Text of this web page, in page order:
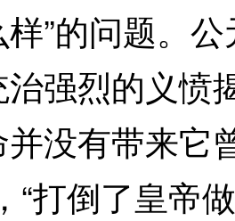
”的问题。
强烈的义愤
没有带来它
“打倒了皇